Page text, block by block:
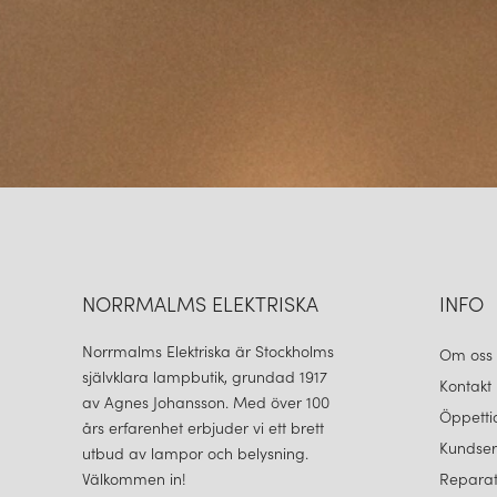
NORRMALMS ELEKTRISKA
Norrmalms Elektriska är Stockholms
självklara lampbutik, grundad 1917
av Agnes Johansson. Med över 100
års erfarenhet erbjuder vi ett brett
utbud av lampor och belysning.
Välkommen in!
INFO
Om oss
Kontakt